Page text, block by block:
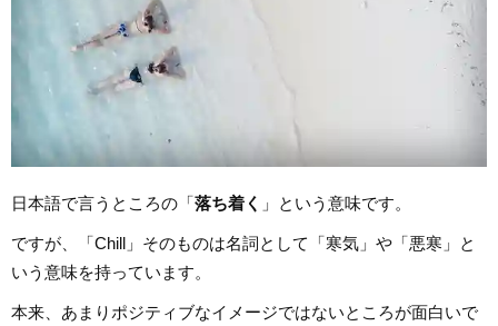
日本語で言うところの「落ち着く 」という意味です。
ですが、「Chill」そのものは名詞として「寒気」や「悪寒」と
いう意味を持っています。
本来、あまりポジティブなイメージではないところが面白いで